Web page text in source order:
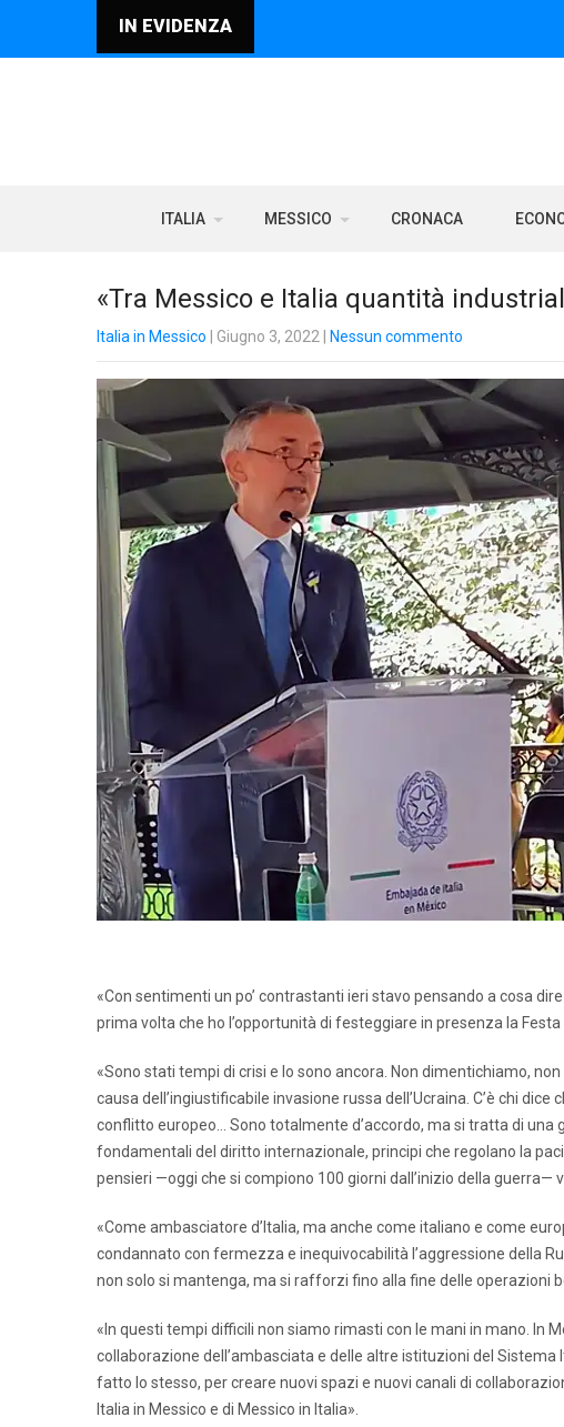
IN EVIDENZA
ITALIA MESSICO CRONACA
«Tra Messico e Italia quantità
Italia in Messico | Giugno 3, 2022 Nessun commento
«Con sentimenti un po’ contrastanti ieri stavo pensando a cosa
prima volta che ho l’opportunità di festeggiare in presenza la Festa
«Sono stati tempi di crisi e lo sono ancora. Non dimentichiamo,
causa dell’ingiustificabile invasione russa dell’Ucraina. C’è chi
conflitto europeo… Sono totalmente d’accordo, ma si tratta di
fondamentali del diritto internazionale, principi che regolano la
pensieri —oggi che si compiono 100 giorni dall’inizio della guerra—
«Come ambasciatore d’Italia, ma anche come italiano e come
condannato con fermezza e inequivocabilità l’aggressione della
non solo si mantenga, ma si rafforzi fino alla fine delle operazioni
«In questi tempi difficili non siamo rimasti con le mani in mano. In
collaborazione dell’ambasciata e delle altre istituzioni del Sistema
fatto lo stesso, per creare nuovi spazi e nuovi canali di
Italia in Messico e di Messico in Italia».